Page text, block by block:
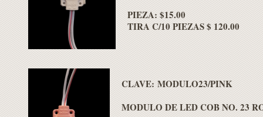
PIEZA: $15.00
TIRA C/10 PIEZAS $ 120.00
CLAVE: MODULO23/PINK
MODULO DE LED COB NO. 23